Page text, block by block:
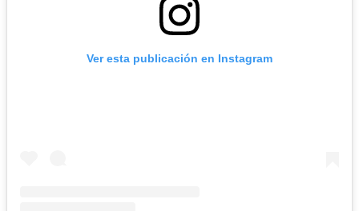
Ver esta publicación en Instagram